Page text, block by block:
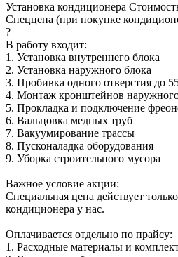
Установка кондиционера
Спеццена (при покупке
?
В работу входит:
1. Установка внутреннего блока
2. Установка наружного блока
3. Пробивка одного отверстия до
4. Монтаж кронштейнов
5. Прокладка и подключение
6. Вальцовка медных труб
7. Вакуумирование трассы
8. Пусконаладка оборудования
9. Уборка строительного мусора
Важное условие акции:
Специальная цена действует
кондиционера у нас.
Оплачивается отдельно по прайсу:
1. Расходные материалы и